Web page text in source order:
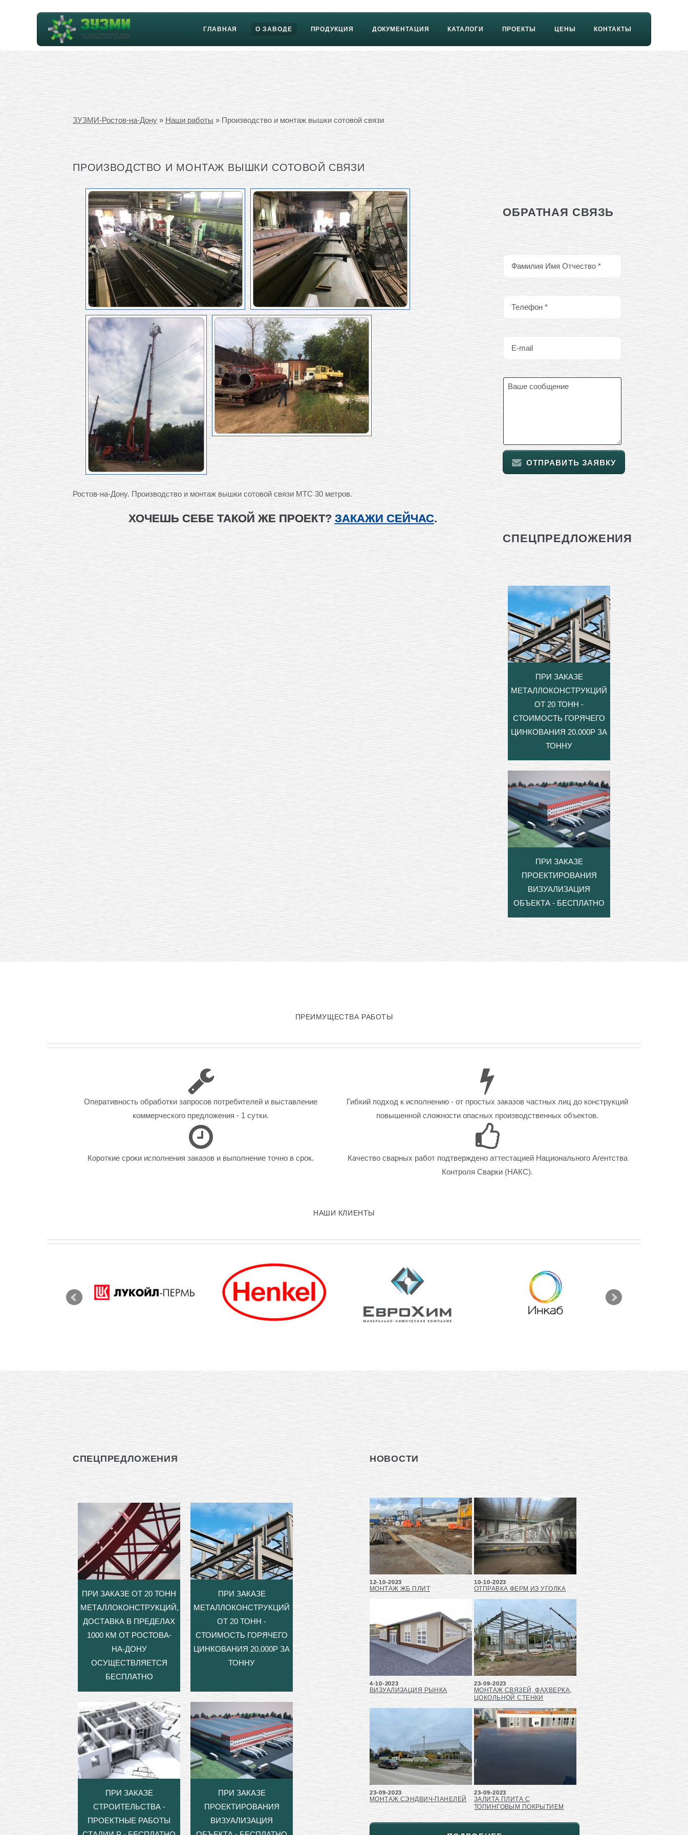
ГЛАВНАЯ О ЗАВОДЕ ПРОДУКЦИЯ ДОКУМЕНТАЦИЯ КАТАЛОГИ ПРОЕКТЫ ЦЕНЫ КОНТАКТЫ
ЗУЗМИ-Ростов-на-Дону » Наши работы » Производство и монтаж вышки сотовой связи
ПРОИЗВОДСТВО И МОНТАЖ ВЫШКИ СОТОВОЙ СВЯЗИ
Ростов-на-Дону. Производство и монтаж вышки сотовой связи МТС 30 метров.
ХОЧЕШЬ СЕБЕ ТАКОЙ ЖЕ ПРОЕКТ? ЗАКАЖИ СЕЙЧАС.
ОБРАТНАЯ СВЯЗЬ
ОТПРАВИТЬ ЗАЯВКУ
СПЕЦПРЕДЛОЖЕНИЯ
ПРИ ЗАКАЗЕ
МЕТАЛЛОКОНСТРУКЦИЙ
ОТ 20 ТОНН -
СТОИМОСТЬ ГОРЯЧЕГО
ЦИНКОВАНИЯ 20.000Р ЗА
ТОННУ
ПРИ ЗАКАЗЕ
ПРОЕКТИРОВАНИЯ
ВИЗУАЛИЗАЦИЯ
ОБЪЕКТА - БЕСПЛАТНО
ПРЕИМУЩЕСТВА РАБОТЫ
Оперативность обработки запросов потребителей и выставление
коммерческого предложения - 1 сутки.
Гибкий подход к исполнению - от простых заказов частных лиц до конструкций
повышенной сложности опасных производственных объектов.
Короткие сроки исполнения заказов и выполнение точно в срок.
Качество сварных работ подтверждено аттестацией Национального Агентства
Контроля Сварки (НАКС).
НАШИ КЛИЕНТЫ
СПЕЦПРЕДЛОЖЕНИЯ
ПРИ ЗАКАЗЕ ОТ 20 ТОНН
МЕТАЛЛОКОНСТРУКЦИЙ,
ДОСТАВКА В ПРЕДЕЛАХ
1000 КМ ОТ РОСТОВА-
НА-ДОНУ
ОСУЩЕСТВЛЯЕТСЯ
БЕСПЛАТНО
ПРИ ЗАКАЗЕ
МЕТАЛЛОКОНСТРУКЦИЙ
ОТ 20 ТОНН -
СТОИМОСТЬ ГОРЯЧЕГО
ЦИНКОВАНИЯ 20.000Р ЗА
ТОННУ
ПРИ ЗАКАЗЕ
СТРОИТЕЛЬСТВА -
ПРОЕКТНЫЕ РАБОТЫ
ПРИ ЗАКАЗЕ
ПРОЕКТИРОВАНИЯ
ВИЗУАЛИЗАЦИЯ
НОВОСТИ
12-10-2023
МОНТАЖ ЖБ ПЛИТ
10-10-2023
ОТПРАВКА ФЕРМ ИЗ УГОЛКА
4-10-2023
ВИЗУАЛИЗАЦИЯ РЫНКА
23-09-2023
МОНТАЖ СВЯЗЕЙ, ФАХВЕРКА,
ЦОКОЛЬНОЙ СТЕНКИ
23-09-2023
МОНТАЖ СЭНДВИЧ-ПАНЕЛЕЙ
23-09-2023
ЗАЛИТА ПЛИТА С
ТОПИНГОВЫМ ПОКРЫТИЕМ